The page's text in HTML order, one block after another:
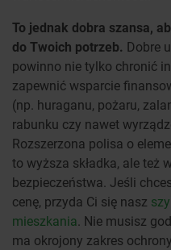
To jednak dobra szansa,
do Twoich potrzeb. Dobre
powinno nie tylko chronić
zapewnić wsparcie
(np. huraganu, pożaru,
rabunku czy nawet
Rozszerzona polisa o
to wyższa składka, ale też
bezpieczeństwa. Jeśli
cenę, przyda Ci się nasz
mieszkania. Nie musisz
ma okrojony zakres